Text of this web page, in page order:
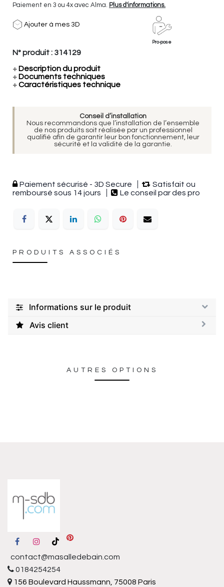
Paiement en 3 ou 4x avec Alma. Plus d'informations.
Ajouter à mes 3D
Pro-pose
N° produit : 314129
+ Description du produit
+ Documents techniques
+Caractéristiques technique
Conseil d’installation
Nous recommandons que l’installation de l’ensemble
de nos produits soit réalisée par un professionnel
qualifié afin de garantir leur bon fonctionnement, leur
sécurité et la validité de la garantie.
Paiement sécurisé - 3D Secure
Satisfait ou
remboursé sous 14 jours
Le conseil par des pro
PRODUITS ASSOCIÉS
Informations sur le produit
Avis client
AUTRES OPTIONS
contact@masalledebain.com
0184254254
156 Boulevard Haussmann, 75008 Paris